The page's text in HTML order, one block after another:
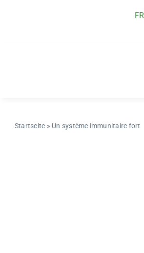
FR
Startseite » Un système immunitaire fort